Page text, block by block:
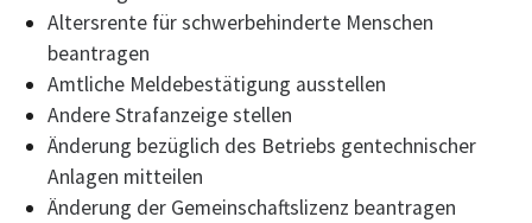
Altersrente für schwerbehinderte Menschen
beantragen
Amtliche Meldebestätigung ausstellen
Andere Strafanzeige stellen
Änderung bezüglich des Betriebs gentechnischer
Anlagen mitteilen
Änderung der Gemeinschaftslizenz beantragen